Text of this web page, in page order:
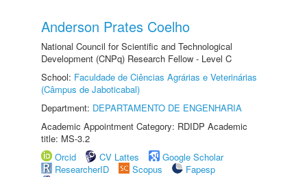
Anderson Prates Coelho
National Council for Scientific and Technological
Development (CNPq) Research Fellow - Level C
School: Faculdade de Ciências Agrárias e Veterinárias
(Câmpus de Jaboticabal)
Department: DEPARTAMENTO DE ENGENHARIA
Academic Appointment Category: RDIDP Academic
title: MS-3.2
Orcid
CV Lattes
Google Scholar
ResearcherID
Scopus
Fapesp